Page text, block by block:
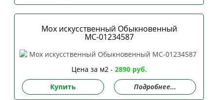
Мох искусственный Обыкновенный
MС-01234587
Цена за м2 - 2890 руб.
Купить
Подробнее...